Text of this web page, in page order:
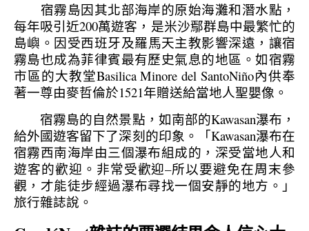
宿霧島因其北部海岸的原始海灘和潛水點，
每年吸引近200萬遊客，是米沙鄢群島中最繁忙的
島嶼。 因受西班牙及羅馬天主教影響深遠，讓宿
霧島也成為菲律賓最有歷史氣息的地區。如宿霧
市區的大教堂Basilica Minore del SantoNiño內供奉
著一尊由麥哲倫於1521年贈送給當地人聖嬰像。
宿霧島的自然景點，如南部的Kawasan瀑布，
給外國遊客留下了深刻的印象。「Kawasan瀑布在
宿霧西南海岸由三個瀑布組成的，深受當地人和
遊客的歡迎。非常受歡迎–所以要避免在周末參
觀，才能徒步經過瀑布尋找一個安靜的地方。」
旅行雜誌說。